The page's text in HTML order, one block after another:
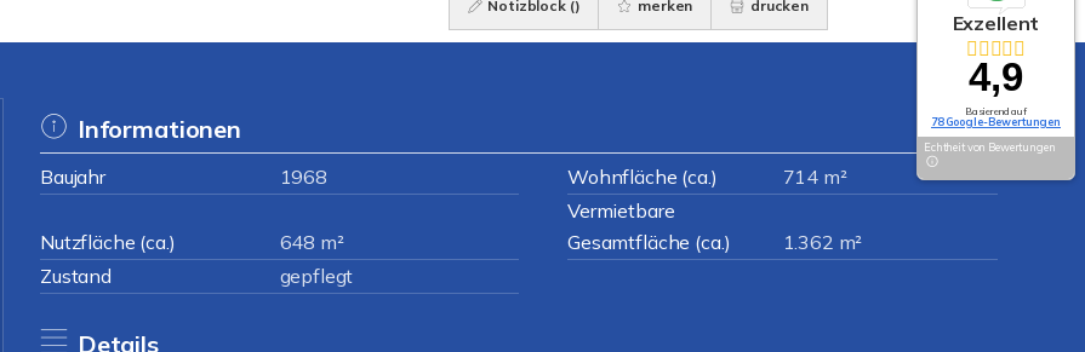
Notizblock () merken drucken
Informationen
Baujahr 1968 Wohnfläche (ca.) 714 m²
Nutzfläche (ca.) 648 m²
Vermietbare
Gesamtfläche (ca.)
1.362 m²
Zustand
gepflegt
Details
Exzellent
4,9
Basierend auf
78 Google-Bewertungen
Echtheit von Bewertungen